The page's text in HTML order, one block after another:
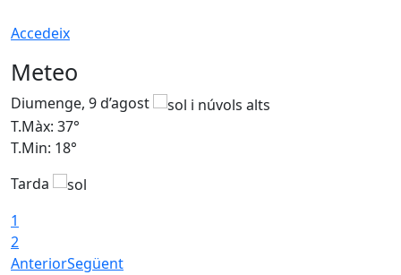
Accedeix
Meteo
Diumenge, 9 d’agost
T.Màx: 37°
T.Min: 18°
Tarda
1
2
AnteriorSegüent